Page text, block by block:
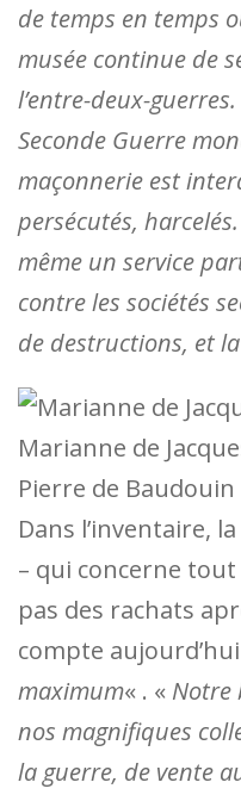
de temps en temps
musée continue de
l’entre-deux-
Seconde Guerre
maçonnerie est
persécutés,
même un service
contre les sociétés
de destructions, et
Marianne de
Pierre de Baudouin
Dans l’inventaire,
– qui concerne
pas des rachats
compte
maximum« . « Notre
nos magnifiques
la guerre, de vente